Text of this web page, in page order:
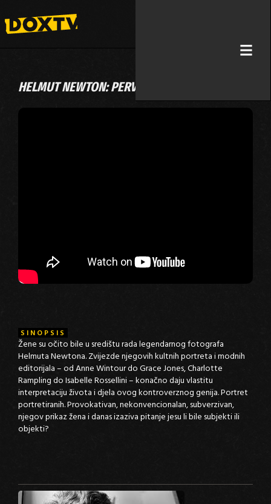
HELMUT NEWTON: PERVERZIJA I LJEPOTA
SINOPSIS
Žene su očito bile u središtu rada legendarnog fotografa
Helmuta Newtona. Zvijezde njegovih kultnih portreta i modnih
editorijala – od Anne Wintour do Grace Jones, Charlotte
Rampling do Isabelle Rossellini – konačno daju vlastitu
interpretaciju života i djela ovog kontroverznog genija. Portret
portretiranih. Provokativan, nekonvencionalan, subverzivan,
njegov prikaz žena i danas izaziva pitanje jesu li bile subjekti ili
objekti?